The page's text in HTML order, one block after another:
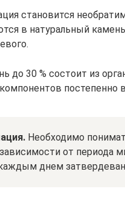
становится
в натуральный
до 30 % состоит из
постепенно
Необходимо
от периода
днем